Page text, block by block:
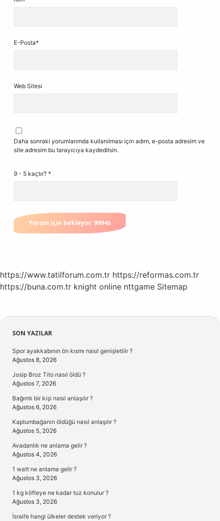
E-Posta*
Web Sitesi
Daha sonraki yorumlarımda kullanılması için adım, e-posta adresim ve
site adresim bu tarayıcıya kaydedilsin.
9 - 5 kaçtır? *
https://www.tatilforum.com.tr https://reformas.com.tr
https://buna.com.tr knight online nttgame Sitemap
Sidebar
SON YAZILAR
Spor ayakkabının ön kısmı nasıl genişletilir ?
Ağustos 8, 2026
Josip Broz Tito nasıl öldü ?
Ağustos 7, 2026
Bağımlı bir kişi nasıl anlaşılır ?
Ağustos 6, 2026
Kaplumbağanın öldüğü nasıl anlaşılır ?
Ağustos 5, 2026
Avadanlık ne anlama gelir ?
Ağustos 4, 2026
1 watt ne anlama gelir ?
Ağustos 3, 2026
1 kg köfteye ne kadar tuz konulur ?
Ağustos 3, 2026
İsrail’e hangi ülkeler destek veriyor ?